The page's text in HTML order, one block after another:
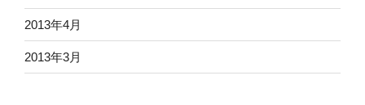
2013年4月
2013年3月